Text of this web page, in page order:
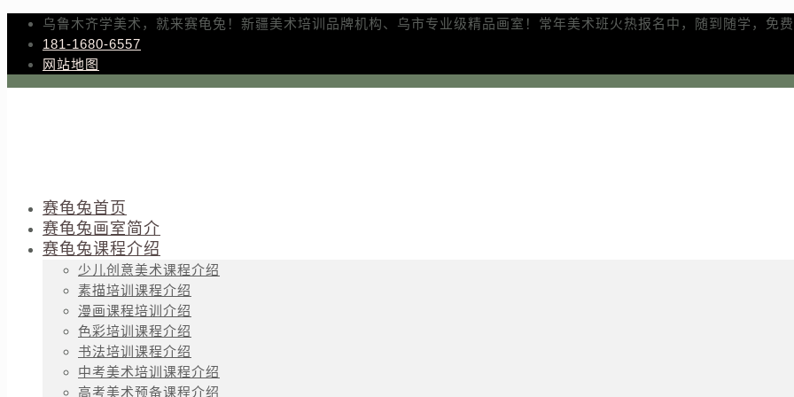
乌鲁木齐学美术，就来赛龟兔！新疆美术培训品牌机构、乌市专业级精品画室！常年美术班火热报名中，随到随学，免
181-1680-6557
网站地图
赛龟兔首页
赛龟兔画室简介
赛龟兔课程介绍
少儿创意美术课程介绍
素描培训课程介绍
漫画课程培训介绍
色彩培训课程介绍
书法培训课程介绍
中考美术培训课程介绍
高考美术预备课程介绍